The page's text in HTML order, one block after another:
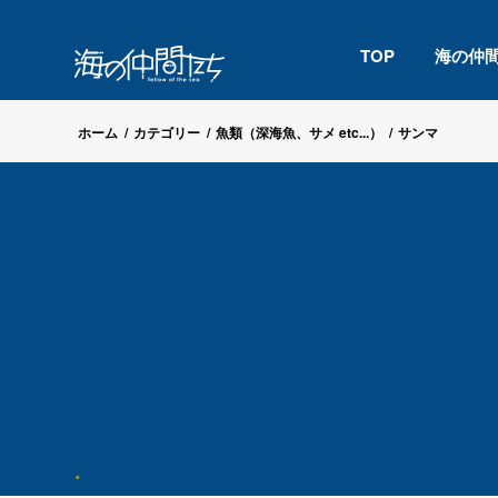
TOP 海の仲
ホーム / カテゴリー / 魚類（深海魚、サメ etc...） / サンマ